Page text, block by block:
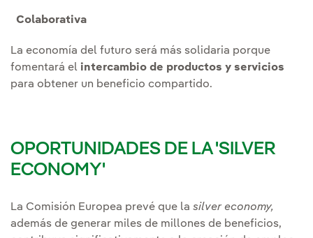
Colaborativa
La economía del futuro será más solidaria porque
fomentará el intercambio de productos y servicios
para obtener un beneficio compartido.
OPORTUNIDADES DE LA 'SILVER
ECONOMY'
La Comisión Europea prevé que la silver economy,
además de generar miles de millones de beneficios,